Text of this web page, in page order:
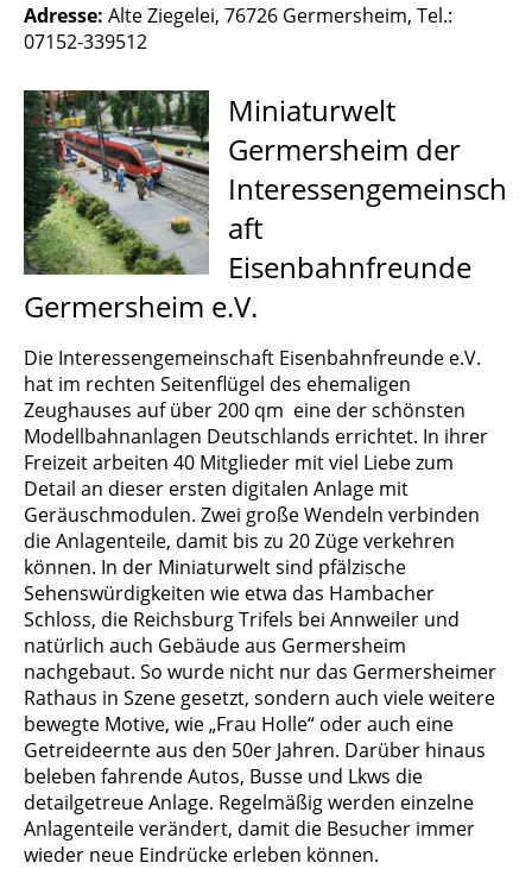
Adresse: Alte Ziegelei, 76726 Germersheim, Tel.:
07152-339512
Miniaturwelt
Germersheim der
Interessengemeinsch
aft
Eisenbahnfreunde
Germersheim e.V.
Die Interessengemeinschaft Eisenbahnfreunde e.V.
hat im rechten Seitenflügel des ehemaligen
Zeughauses auf über 200 qm eine der schönsten
Modellbahnanlagen Deutschlands errichtet. In ihrer
Freizeit arbeiten 40 Mitglieder mit viel Liebe zum
Detail an dieser ersten digitalen Anlage mit
Geräuschmodulen. Zwei große Wendeln verbinden
die Anlagenteile, damit bis zu 20 Züge verkehren
können. In der Miniaturwelt sind pfälzische
Sehenswürdigkeiten wie etwa das Hambacher
Schloss, die Reichsburg Trifels bei Annweiler und
natürlich auch Gebäude aus Germersheim
nachgebaut. So wurde nicht nur das Germersheimer
Rathaus in Szene gesetzt, sondern auch viele weitere
bewegte Motive, wie „Frau Holle“ oder auch eine
Getreideernte aus den 50er Jahren. Darüber hinaus
beleben fahrende Autos, Busse und Lkws die
detailgetreue Anlage. Regelmäßig werden einzelne
Anlagenteile verändert, damit die Besucher immer
wieder neue Eindrücke erleben können.